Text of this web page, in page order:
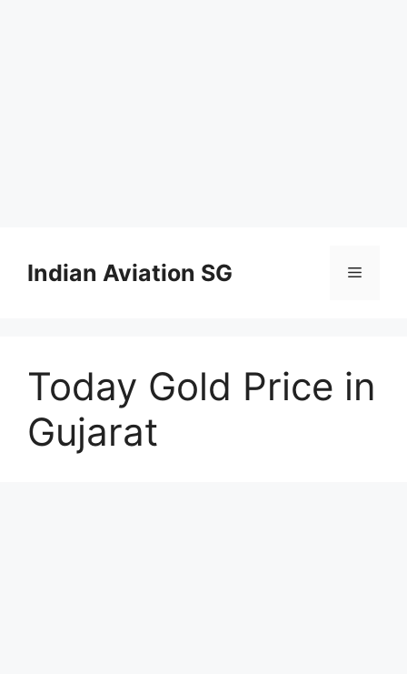
contentIndian Aviation SG Menu
Today Gold Price in
Gujarat